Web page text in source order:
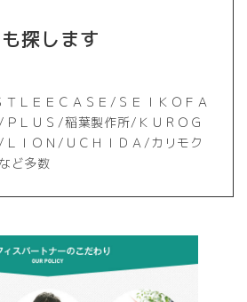
探します
ＬＥＥＣＡＳＥ/ＳＥＩＫＯＦＡ
ＬＵＳ/稲葉製作所/ＫＵＲＯＧ
ＩＯＮ/ＵＣＨＩＤＡ/カリモク
ど多数